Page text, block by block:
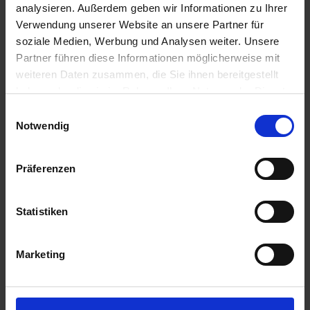
analysieren. Außerdem geben wir Informationen zu Ihrer
Verwendung unserer Website an unsere Partner für
soziale Medien, Werbung und Analysen weiter. Unsere
Partner führen diese Informationen möglicherweise mit
weiteren Daten zusammen, die Sie ihnen bereitgestellt
haben oder die sie im Rahmen Ihrer Nutzung der Dienste
Notwendig
Präferenzen
Statistiken
Marketing
30,81 € / St
30,81 €pro 1 Stück
zzgl. 19% MwSt.
Auf Lager